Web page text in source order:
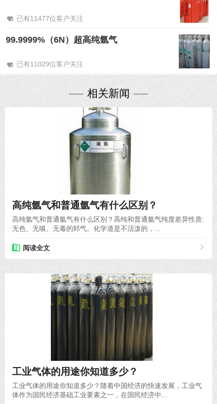
已有11477位客户关注
99.9999%（6N）超高纯氩气
已有11029位客户关注
相关新闻
高纯氩气和普通氩气有什么区别？
高纯氩气和普通氩气有什么区别？高纯和普通氩气纯度差异性质:
无色、无嗅、无毒的郅气。化学道是不活泼的，...
阅读全文
工业气体的用途你知道多少？
工业气体的用途你知道多少？随着中国经济的快速发展，工业气
体作为国民经济基础工业要素之一，在国民经济中...